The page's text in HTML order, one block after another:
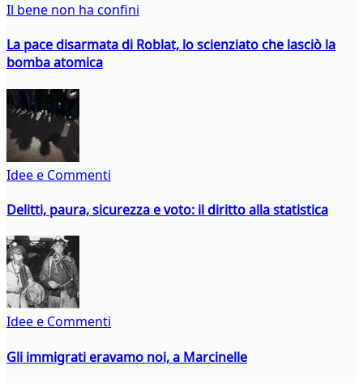
Il bene non ha confini
La pace disarmata di Roblat, lo scienziato che lasciò la
bomba atomica
Idee e Commenti
Delitti, paura, sicurezza e voto: il diritto alla statistica
Idee e Commenti
Gli immigrati eravamo noi, a Marcinelle